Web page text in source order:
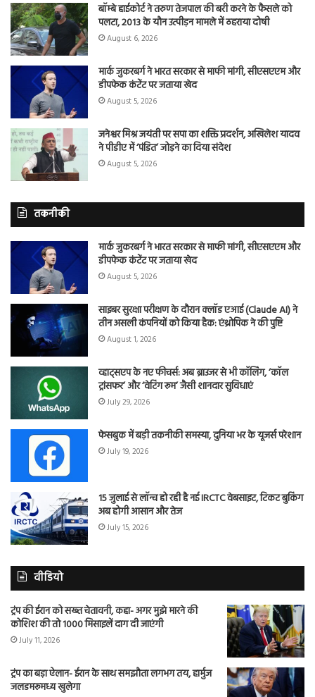
बॉम्बे हाईकोर्ट ने तरुण तेजपाल की बरी करने के फैसले को
पलटा, 2013 के यौन उत्पीड़न मामले में ठहराया दोषी
August 6, 2026
मार्क जुकरबर्ग ने भारत सरकार से माफी मांगी, सीएसएएम और
डीपफेक कंटेंट पर जताया खेद
August 5, 2026
जनेश्वर मिश्र जयंती पर सपा का शक्ति प्रदर्शन, अखिलेश यादव
ने पीडीए में ‘पंडित’ जोड़ने का दिया संदेश
August 5, 2026
तकनीकी
मार्क जुकरबर्ग ने भारत सरकार से माफी मांगी, सीएसएएम और
डीपफेक कंटेंट पर जताया खेद
August 5, 2026
साइबर सुरक्षा परीक्षण के दौरान क्लॉड एआई (Claude AI) ने
तीन असली कंपनियों को किया हैक: एंथ्रोपिक ने की पुष्टि
August 1, 2026
व्हाट्सएप के नए फीचर्स: अब ब्राउजर से भी कॉलिंग, ‘कॉल
ट्रांसफर’ और ‘वेटिंग रूम’ जैसी शानदार सुविधाएं
July 29, 2026
फेसबुक में बड़ी तकनीकी समस्या, दुनिया भर के यूजर्स परेशान
July 19, 2026
15 जुलाई से लॉन्च हो रही है नई IRCTC वेबसाइट, टिकट बुकिंग
अब होगी आसान और तेज
July 15, 2026
वीडियो
ट्रंप की ईरान को सख्त चेतावनी, कहा- अगर मुझे मारने की
कोशिश की तो 1000 मिसाइलें दाग दी जाएंगी
July 11, 2026
ट्रंप का बड़ा ऐलान- ईरान के साथ समझौता लगभग तय, हार्मुज
जलडमरूमध्य खुलेगा